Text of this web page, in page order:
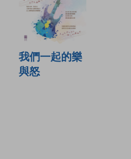
我們一起的樂
與怒